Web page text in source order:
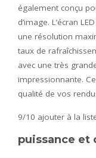
également conçu
d’image. L’écran
une résolution
taux de
avec une très
impressionnante.
qualité de vos
9/10 ajouter à la
puissance et